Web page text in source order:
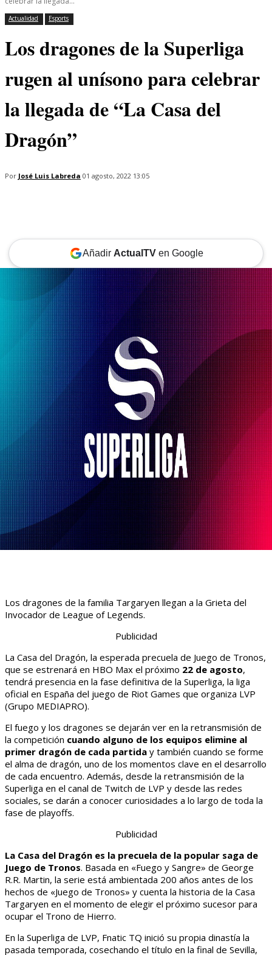
Actualidad Esports
Los dragones de la Superliga
rugen al unísono para celebrar
la llegada de “La Casa del
Dragón”
Por José Luis Labreda 01 agosto, 2022 13:05
Añadir ActualTVen Google
Los dragones de la familia Targaryen llegan a la Grieta del
Invocador de League of Legends.
Publicidad
La Casa del Dragón, la esperada precuela de Juego de Tronos,
que se estrenará en HBO Max el próximo 22 de agosto,
tendrá presencia en la fase definitiva de la Superliga, la liga
oficial en España del juego de Riot Games que organiza LVP
(Grupo MEDIAPRO).
El fuego y los dragones se dejarán ver en la retransmisión de
la competición cuando alguno de los equipos elimine al
primer dragón de cada partida y también cuando se forme
el alma de dragón, uno de los momentos clave en el desarrollo
de cada encuentro. Además, desde la retransmisión de la
Superliga en el canal de Twitch de LVP y desde las redes
sociales, se darán a conocer curiosidades a lo largo de toda la
fase de playoffs.
Publicidad
La Casa del Dragón es la precuela de la popular saga de
Juego de Tronos. Basada en «Fuego y Sangre» de George
R.R. Martin, la serie está ambientada 200 años antes de los
hechos de «Juego de Tronos» y cuenta la historia de la Casa
Targaryen en el momento de elegir el próximo sucesor para
ocupar el Trono de Hierro.
En la Superliga de LVP, Fnatic TQ inició su propia dinastía la
pasada temporada, cosechando el título en la final de Sevilla,